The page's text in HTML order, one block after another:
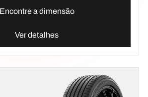
Encontre a dimensão
Ver detalhes